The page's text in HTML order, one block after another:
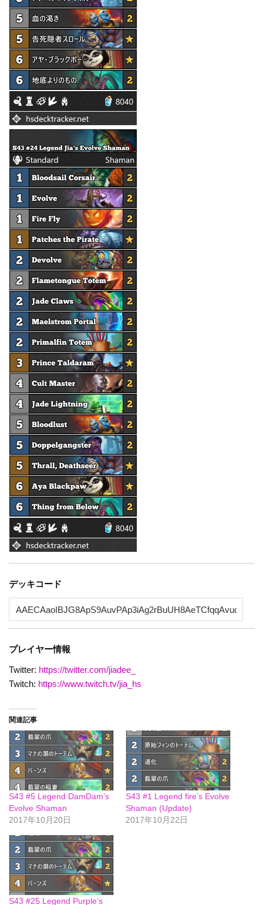
デッキコード
プレイヤー情報
Twitter: https://twitter.com/jiadee_
Twitch: https://www.twitch.tv/jia_hs
関連記事
S43 #5 Legend DamDam’s
Evolve Shaman
2017年10月20日
S43 #1 Legend fire’s Evolve
Shaman (Update)
2017年10月22日
S43 #25 Legend Purple’s